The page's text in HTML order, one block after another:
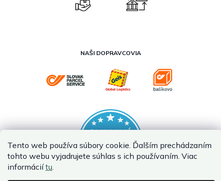
Tento web používa súbory cookie. Ďalším prechádzaním
tohto webu vyjadrujete súhlas s ich používaním. Viac
informáciítu.
NAŠI DOPRAVCOVIA